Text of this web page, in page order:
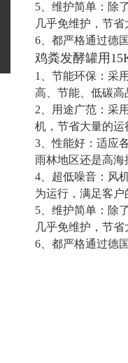
5、维护简单：除
几乎免维护，节
6、都严格通过德
鸡粪发酵罐用
1、节能环保：采
高、节能、低碳
2、用途广范：采
机，节省大量的
3、性能好：适应
雨林地区还是高
4、超低噪音：风
为运行，满足客
5、维护简单：除
几乎免维护，节
6、都严格通过德